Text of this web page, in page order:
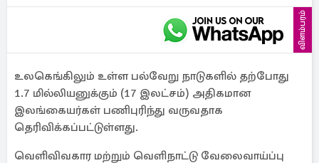
விளம்பரம்
உலகெங்கிலும் உள்ள பல்வேறு நாடுகளில் தற்போது
1.7 மில்லியனுக்கும் (17 இலட்சம்) அதிகமான
இலங்கையர்கள் பணிபுரிந்து வருவதாக
தெரிவிக்கப்பட்டுள்ளது.
வெளிவிவகார மற்றும் வெளிநாட்டு வேலைவாய்ப்பு